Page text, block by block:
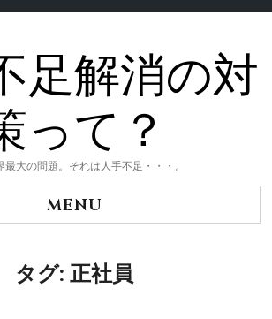
足解消の対
って？
最大の問題。それは人手不足・・・。
MENU
タグ: 正社員